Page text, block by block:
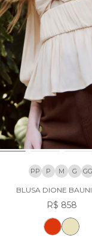
PP P M G GG
BLUSA DIONE
R$ 858